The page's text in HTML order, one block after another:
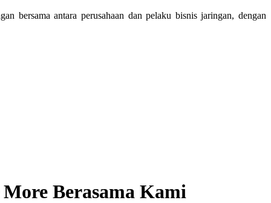
bersama antara perusahaan dan pelaku bisnis jaringan, dengan
Berasama Kami